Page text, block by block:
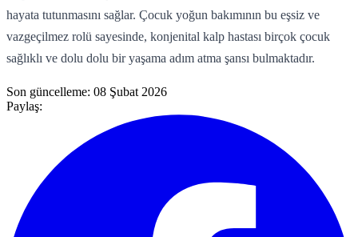
hayata tutunmasını sağlar. Çocuk yoğun bakımının bu eşsiz ve
vazgeçilmez rolü sayesinde, konjenital kalp hastası birçok çocuk
sağlıklı ve dolu dolu bir yaşama adım atma şansı bulmaktadır.
Son güncelleme: 08 Şubat 2026
Paylaş: